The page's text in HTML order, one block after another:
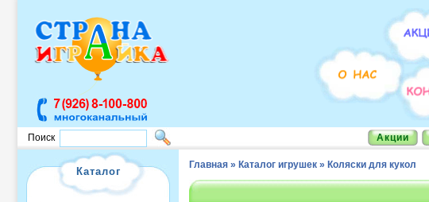
Поиск Акции
Каталог
Главная » Каталог игрушек » Коляски для кукол